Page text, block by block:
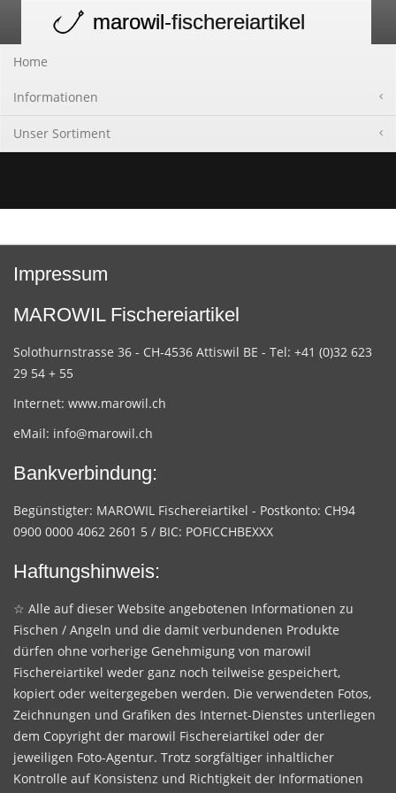
navigation
marowil-fischereiartikel
Home
Informationen
Unser Sortiment
Impressum
MAROWIL Fischereiartikel
Solothurnstrasse 36 - CH-4536 Attiswil BE - Tel: +41 (0)32 623
29 54 + 55
Internet: www.marowil.ch
eMail: info@marowil.ch
Bankverbindung:
Begünstigter: MAROWIL Fischereiartikel - Postkonto: CH94
0900 0000 4062 2601 5 / BIC: POFICCHBEXXX
Haftungshinweis:
☆ Alle auf dieser Website angebotenen Informationen zu
Fischen / Angeln und die damit verbundenen Produkte
dürfen ohne vorherige Genehmigung von marowil
Fischereiartikel weder ganz noch teilweise gespeichert,
kopiert oder weitergegeben werden. Die verwendeten Fotos,
Zeichnungen und Grafiken des Internet-Dienstes unterliegen
dem Copyright der marowil Fischereiartikel oder der
jeweiligen Foto-Agentur. Trotz sorgfältiger inhaltlicher
Kontrolle auf Konsistenz und Richtigkeit der Informationen